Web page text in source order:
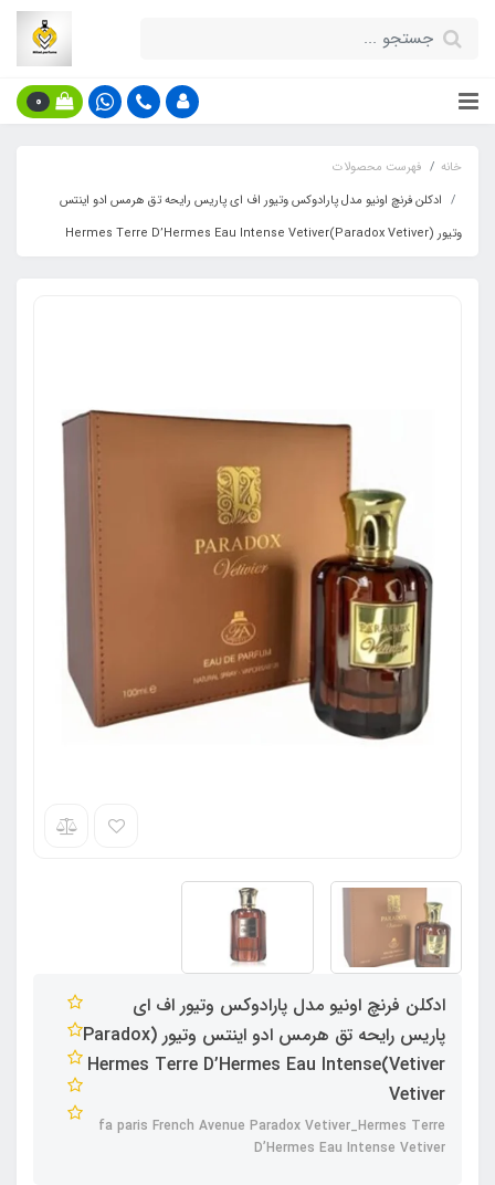
0
خانه
فهرست محصولات
ادکلن فرنچ اونیو مدل پارادوکس وتیور اف ای پاریس رایحه تق هرمس ادو اینتس
وتیور (Paradox Vetiver)Hermes Terre D’Hermes Eau Intense Vetiver
ادکلن فرنچ اونیو مدل پارادوکس وتیور اف ای
پاریس رایحه تق هرمس ادو اینتس وتیور (Paradox
Vetiver)Hermes Terre D’Hermes Eau Intense
Vetiver
fa paris French Avenue Paradox Vetiver_Hermes Terre
D’Hermes Eau Intense Vetiver